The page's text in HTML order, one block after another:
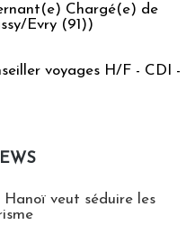
Chargé(e) de
Evry (91))
voyages H/F - CDI -
veut séduire les